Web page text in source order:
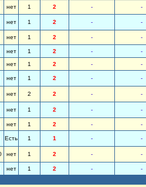
нет 1 2 - -
нет 1 2 - -
нет 1 2 - -
нет 1 2 -
-
нет 1 2 - -
нет 1 2 - -
нет 2 2 - -
нет 1 2 - -
нет 1 2 - -
Есть 1 1 - -
нет 1 2 - -
нет 1 2 - -